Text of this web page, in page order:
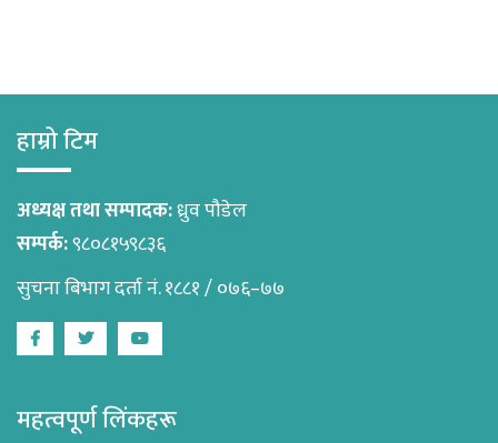
हाम्रो टिम
अध्यक्ष तथा सम्पादक:ध्रुव पौडेल
सम्पर्क:९८०८१५९८३६
सुचना बिभाग दर्ता नं. १८८१ / ०७६–७७
FacebookTwitterYoutube
महत्वपूर्ण लिंकहरू